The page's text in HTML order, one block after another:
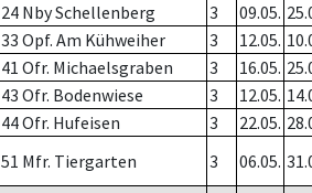
24 Nby Schellenberg 3 09.05.
33 Opf. Am Kühweiher 3 12.05.
41 Ofr. Michaelsgraben 3 16.05.
43 Ofr. Bodenwiese 3 12.05.
44 Ofr. Hufeisen 3 22.05.
51 Mfr. Tiergarten 3 06.05.